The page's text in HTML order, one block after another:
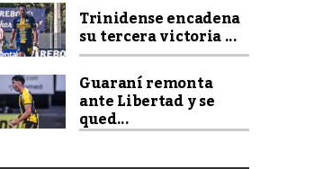
Trinidense encadena
su tercera victoria ...
Guaraní remonta
ante Libertad y se
qued...